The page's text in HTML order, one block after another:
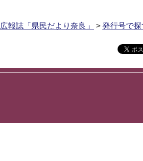
報誌「県民だより奈良」 > 発行号で探